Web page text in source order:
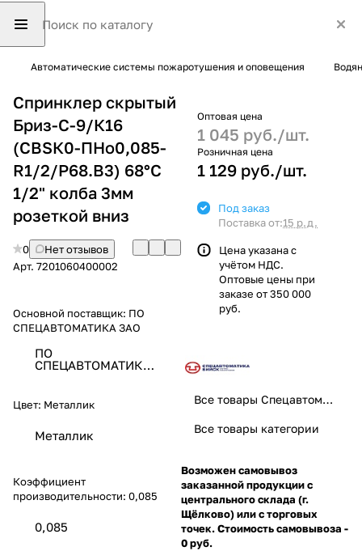
Автоматические системы пожаротушения и оповещения
Спринклер скрытый
Бриз-С-9/К16
(СВSК0-ПНо0,085-
R1/2/Р68.В3) 68°С
1/2" колба 3мм
розеткой вниз
0
Нет отзывов
Арт. 7201060400002
Основной поставщик: ПО
СПЕЦАВТОМАТИКА ЗАО
ПО
СПЕЦАВТОМАТИКА
Цвет: Металлик
Металлик
Коэффициент
производительности: 0,085
0,085
Оптовая цена
1 045 руб./шт.
Розничная цена
1 129 руб./шт.
Под заказ
Поставка от:15 р.д.
Цена указана с
учётом НДС.
Оптовые цены при
заказе от 350 000
руб.
Все товары Спецавтоматика
Все товары категории
Возможен самовывоз
заказанной продукции с
центрального склада (г.
Щёлково) или с торговых
точек. Стоимость самовывоза -
0 руб.